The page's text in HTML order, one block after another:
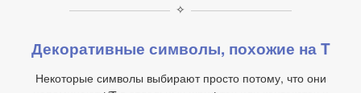
✧
Декоративные символы, похожие на T
Некоторые символы выбирают просто потому, что они